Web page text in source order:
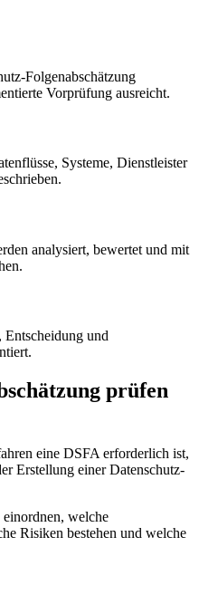
Folgenabschätzung
Vorprüfung ausreicht.
Systeme, Dienstleister
analysiert, bewertet und mit
Entscheidung und
prüfen
eine DSFA erforderlich ist,
Erstellung einer Datenschutz-
einordnen, welche
Risiken bestehen und welche